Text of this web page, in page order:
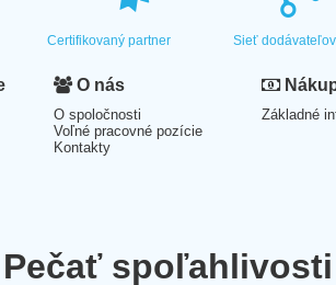
Certifikovaný partner Sieť dodávateľov
O nás
O spoločnosti
Voľné pracovné pozície
Kontakty
Základné
Pečať spoľahlivosti